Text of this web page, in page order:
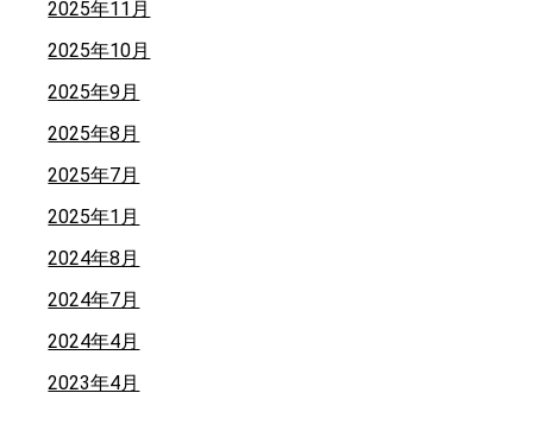
2025年11月
2025年10月
2025年9月
2025年8月
2025年7月
2025年1月
2024年8月
2024年7月
2024年4月
2023年4月